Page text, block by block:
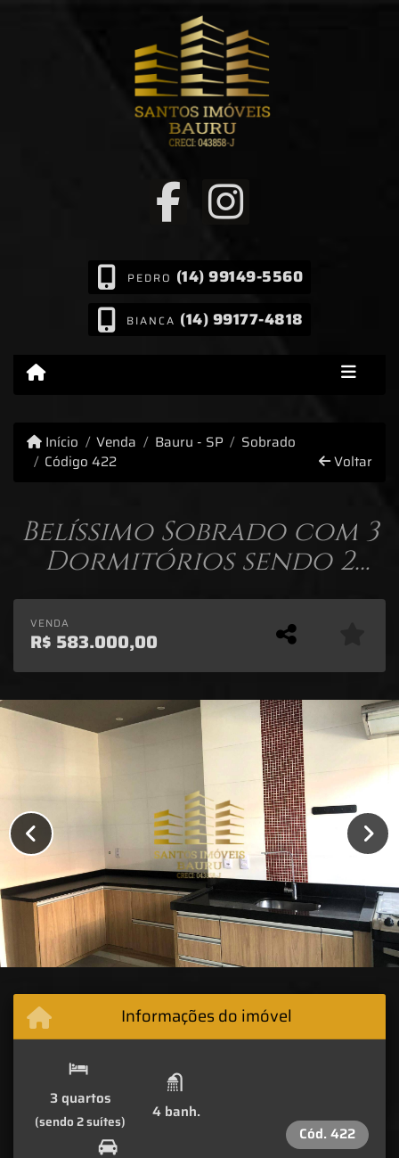
PEDRO (14) 99149-5560
BIANCA (14) 99177-4818
Início Venda Bauru - SP
Sobrado
Código 422
Voltar
Belíssimo Sobrado com 3
Dormitórios sendo 2
VENDA
R$ 583.000,00
Informações do imóvel
3 quartos
(sendo 2 suítes) 4 banh.
Cód. 422